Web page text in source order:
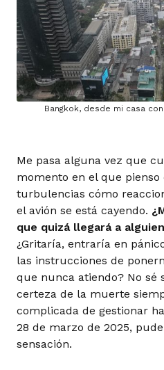
Bangkok, desde mi casa
Me pasa alguna vez que
momento en el que pienso
turbulencias cómo
el avión se está cayendo.
que quizá llegará a
¿Gritaría, entraría en
las instrucciones de
que nunca atiendo? No sé
certeza de la muerte
complicada de gestionar
28 de marzo de 2025,
sensación.